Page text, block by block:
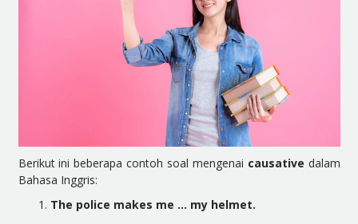
Berikut ini beberapa contoh soal mengenai causative dalam
Bahasa Inggris:
The police makes me … my helmet.